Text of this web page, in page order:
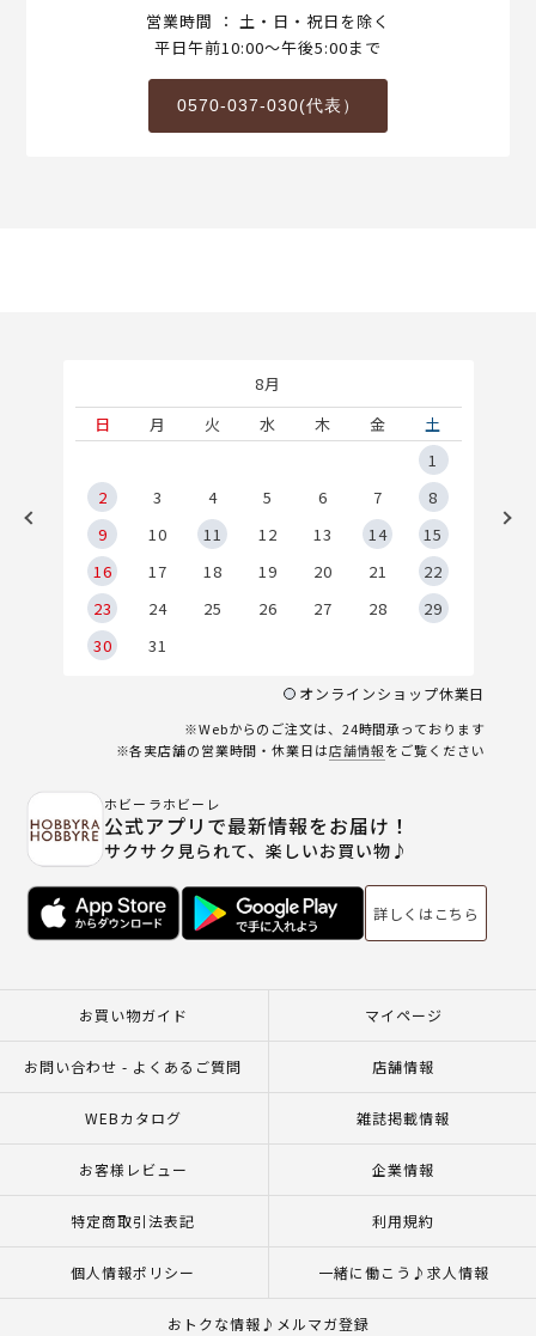
営業時間 ： 土・日・祝日を除く
平日午前10:00～午後5:00まで
0570-037-030(代表）
8月
日
月 火 水 木 金
土
1
2
3 4 5 6 7
8
9
10 11 12 13 14
15
16
17 18 19 20 21
22
23
24 25 26 27 28
29
30
31
オンラインショップ休業日
※Webからのご注文は、24時間承っております
※各実店舗の営業時間・休業日は店舗情報をご覧ください
ホビーラホビーレ
公式アプリで最新情報をお届け！
サクサク見られて、楽しいお買い物♪
詳しくはこちら
お買い物ガイド マイページ
お問い合わせ - よくあるご質問 店舗情報
WEBカタログ 雑誌掲載情報
お客様レビュー 企業情報
特定商取引法表記 利用規約
個人情報ポリシー 一緒に働こう♪求人情報
おトクな情報♪メルマガ登録